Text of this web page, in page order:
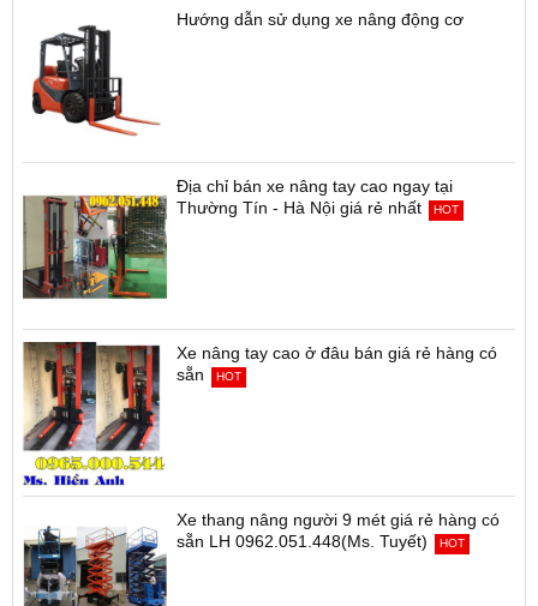
Hướng dẫn sử dụng xe nâng động cơ
Địa chỉ bán xe nâng tay cao ngay tại
Thường Tín - Hà Nội giá rẻ nhất
HOT
Xe nâng tay cao ở đâu bán giá rẻ hàng có
sẵn
HOT
Xe thang nâng người 9 mét giá rẻ hàng có
sẵn LH 0962.051.448(Ms. Tuyết)
HOT